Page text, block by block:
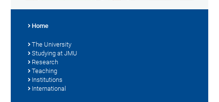
Home
The University
Studying at JMU
Research
Teaching
Institutions
International